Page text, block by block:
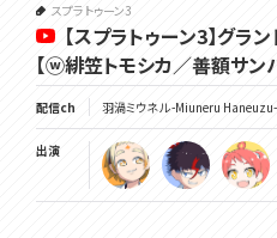
スプラトゥーン3
【スプラトゥーン3】グラ
【ⓦ緋笠トモシカ／善額サン
配信ch 羽渦ミウネル -Miuneru Haneuzu-
出演